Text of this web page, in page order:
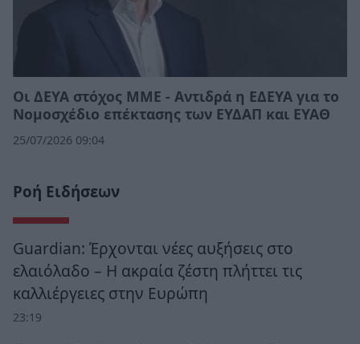
Οι ΔΕΥΑ στόχος ΜΜΕ - Αντιδρά η ΕΔΕΥΑ για το
Νομοσχέδιο επέκτασης των ΕΥΔΑΠ και ΕΥΑΘ
25/07/2026 09:04
Ροή Ειδήσεων
Guardian: Έρχονται νέες αυξήσεις στο
ελαιόλαδο – Η ακραία ζέστη πλήττει τις
καλλιέργειες στην Ευρώπη
23:19